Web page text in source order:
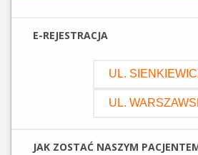
E-REJESTRACJA
UL.
UL.
JAK ZOSTAĆ NASZYM